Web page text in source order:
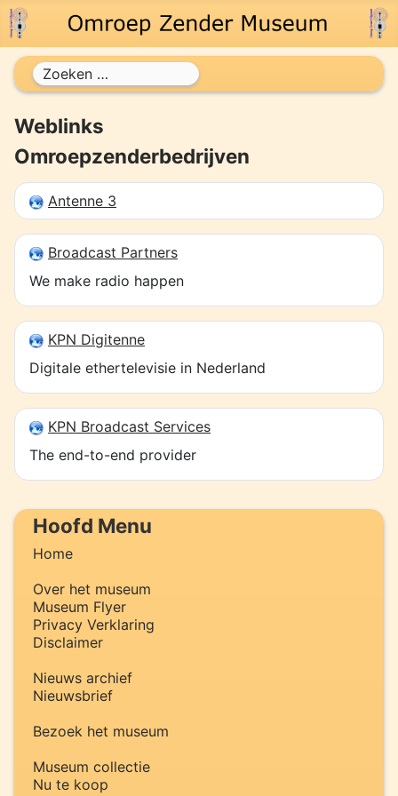
Zoeken
Hoofd Menu
Home
Over het museum
Museum Flyer
Privacy Verklaring
Disclaimer
Nieuws archief
Nieuwsbrief
Bezoek het museum
Museum collectie
Nu te koop
Weblinks
Omroepzenderbedrijven
Antenne 3
Broadcast Partners
We make radio happen
KPN Digitenne
Digitale ethertelevisie in Nederland
KPN Broadcast Services
The end-to-end provider